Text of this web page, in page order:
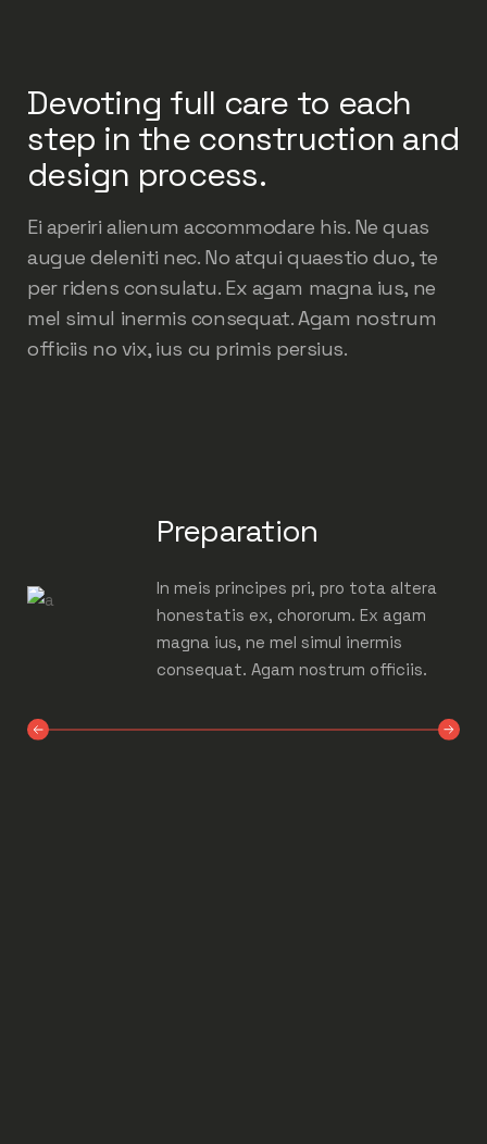
Devoting full care to each
step in the construction and
design process.
Ei aperiri alienum accommodare his. Ne quas
augue deleniti nec. No atqui quaestio duo, te
per ridens consulatu. Ex agam magna ius, ne
mel simul inermis consequat. Agam nostrum
officiis no vix, ius cu primis persius.
Preparation
In meis principes pri, pro tota altera
honestatis ex, chororum. Ex agam
magna ius, ne mel simul inermis
consequat. Agam nostrum officiis.